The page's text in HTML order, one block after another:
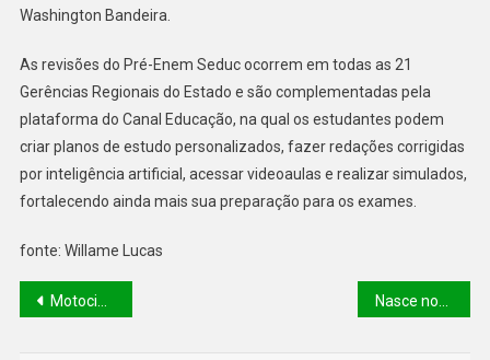
Washington Bandeira.
As revisões do Pré-Enem Seduc ocorrem em todas as 21
Gerências Regionais do Estado e são complementadas pela
plataforma do Canal Educação, na qual os estudantes podem
criar planos de estudo personalizados, fazer redações corrigidas
por inteligência artificial, acessar videoaulas e realizar simulados,
fortalecendo ainda mais sua preparação para os exames.
fonte: Willame Lucas
Motociata contra o Feminicídio em Luís Correia mobiliza população contra a violência de gênero